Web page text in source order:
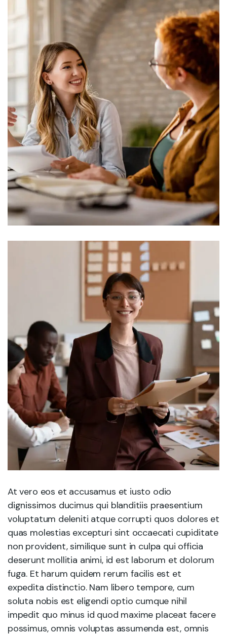
At vero eos et accusamus et iusto odio
dignissimos ducimus qui blanditiis praesentium
voluptatum deleniti atque corrupti quos dolores et
quas molestias excepturi sint occaecati cupiditate
non provident, similique sunt in culpa qui officia
deserunt mollitia animi, id est laborum et dolorum
fuga. Et harum quidem rerum facilis est et
expedita distinctio. Nam libero tempore, cum
soluta nobis est eligendi optio cumque nihil
impedit quo minus id quod maxime placeat facere
possimus, omnis voluptas assumenda est, omnis